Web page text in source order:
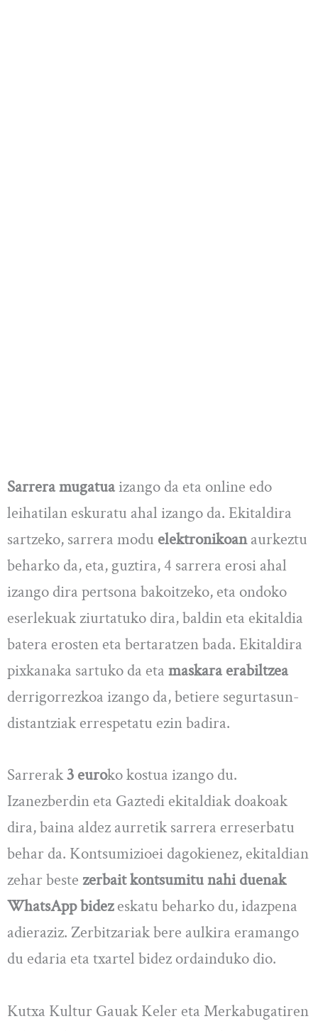
Sarrera mugatuaizango da eta online edo
leihatilan eskuratu ahal izango da. Ekitaldira
sartzeko, sarrera modu elektronikoanaurkeztu
beharko da, eta, guztira, 4 sarrera erosi ahal
izango dira pertsona bakoitzeko, eta ondoko
eserlekuak ziurtatuko dira, baldin eta ekitaldia
batera erosten eta bertaratzen bada. Ekitaldira
pixkanaka sartuko da eta maskara erabiltzea
derrigorrezkoa izango da, betiere segurtasun-
distantziak errespetatu ezin badira.
Sarrerak3 euroko kostua izango du.
Izanezberdin eta Gaztedi ekitaldiak doakoak
dira, baina aldez aurretik sarrera erreserbatu
behar da. Kontsumizioei dagokienez, ekitaldian
zehar beste zerbait kontsumitu nahi duenak
WhatsApp bidezeskatu beharko du, idazpena
adieraziz. Zerbitzariak bere aulkira eramango
du edaria eta txartel bidez ordainduko dio.
Kutxa Kultur Gauak Keler eta Merkabugatiren